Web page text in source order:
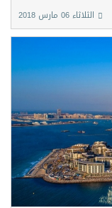
الثلاثاء 06 مارس 2018